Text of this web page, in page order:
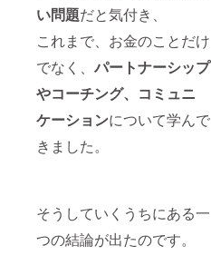
い問題だと気付き、
これまで、お金のことだけ
でなく、 パートナーシップ
やコーチング、コミュニ
ケーションについて学んで
きました。
そうしていくうちにある一
つの結論が出たのです。